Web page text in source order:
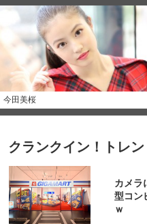
今田美桜
クランクイン！トレ
カメラ
型コン
ｗ